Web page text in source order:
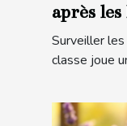
après
le
Surveiller
classe joue